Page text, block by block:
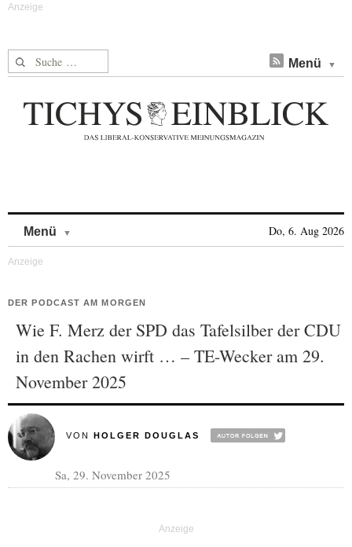
Suche nach: Menü
Menü Do, 6. Aug 2026
DER PODCAST AM MORGEN
Wie F. Merz der SPD das Tafelsilber der CDU
in den Rachen wirft … – TE-Wecker am 29.
November 2025
VON HOLGER DOUGLAS
Sa, 29. November 2025